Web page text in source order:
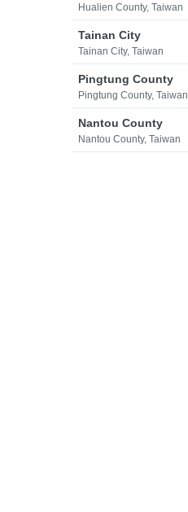
Hualien County, Taiwan
Tainan City
Tainan City, Taiwan
Pingtung County
Pingtung County, Taiwan
Nantou County
Nantou County, Taiwan